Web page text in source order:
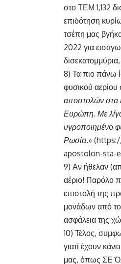
στο ΤΕΜ 1,132
επιδότηση
τσέπη μας
2022 για
8) Τα πιο πάνω
φυσικού
αποστολών στα
Ευρώπη. Με
υγροποιημένο
Ρωσία.»
apostolon-sta-
9) Αν ήθελαν
αέριο! Παρόλο
επιστολή της
μονάδων από
ασφάλεια της
10) Τέλος,
γιατί έχουν
μας, όπως ΣΕ